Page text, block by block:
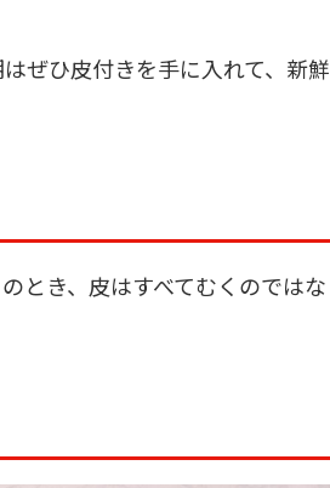
ぜひ皮付きを手に入れて、新鮮
とき、皮はすべてむくのではな